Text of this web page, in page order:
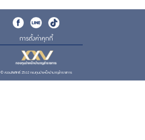
การตั้งค่าคุกกี้
© สงวนลิขสิทธิ์ 2562 กองทุนบำเหน็จบำนาญข้าราชการ